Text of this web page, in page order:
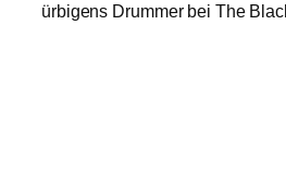
ürbigens Drummer bei The